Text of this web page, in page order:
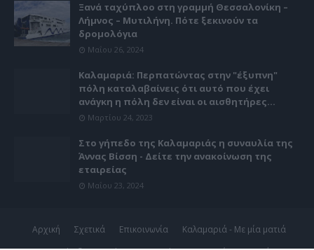
Ξανά ταχύπλοο στη γραμμή Θεσσαλονίκη –
Λήμνος – Μυτιλήνη. Πότε ξεκινούν τα
δρομολόγια
Μαΐου 26, 2024
Καλαμαριά: Περπατώντας στην "έξυπνη"
πόλη καταλαβαίνεις ότι αυτό που έχει
ανάγκη η πόλη δεν είναι οι αισθητήρες...
Μαρτίου 24, 2023
Στο γήπεδο της Καλαμαριάς η συναυλία της
Άννας Βίσση - Δείτε την ανακοίνωση της
εταιρείας
Μαΐου 23, 2024
Αρχική Σχετικά Επικοινωνία
Καλαμαριά - Με μία ματιά